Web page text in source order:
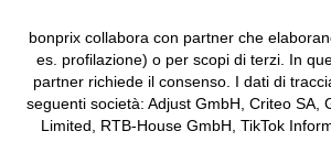
bonprix collabora con partner che
es. profilazione) o per scopi di terzi. In
partner richiede il consenso. I dati di
seguenti società: Adjust GmbH, Criteo
Limited, RTB-House GmbH, TikTok